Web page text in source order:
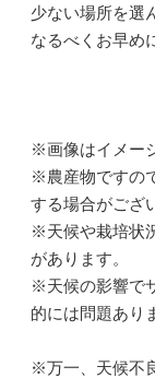
少ない場所を選
なるべくお早め
※画像はイメー
※農産物ですの
する場合がござ
※天候や栽培状
があります。
※天候の影響で
的には問題あり
※万一、天候不